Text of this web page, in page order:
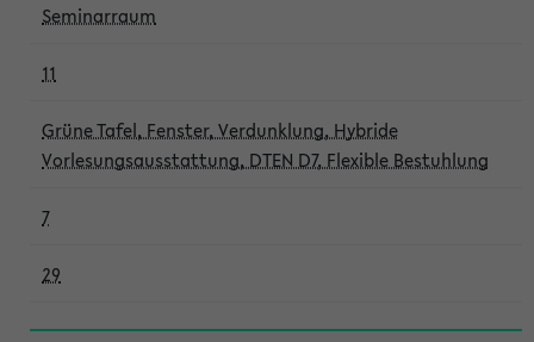
Seminarraum
11
Grüne Tafel, Fenster, Verdunklung, Hybride
Vorlesungsausstattung, DTEN D7, Flexible Bestuhlung
7
29